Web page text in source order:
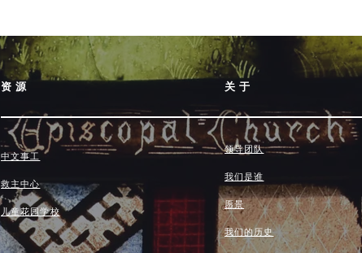
关于
领导团队
我们是谁
愿景
我们的历史
资源
中文事工
救主中心
儿童花园学校